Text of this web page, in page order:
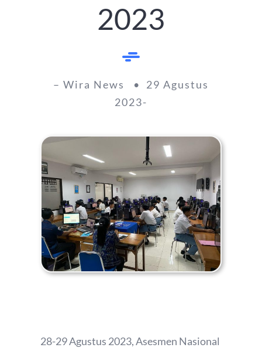
2023
– Wira News • 29 Agustus
2023-
28-29 Agustus 2023, Asesmen Nasional